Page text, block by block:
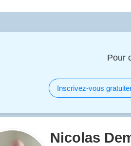
Pour
Inscrivez-vous
Nicolas